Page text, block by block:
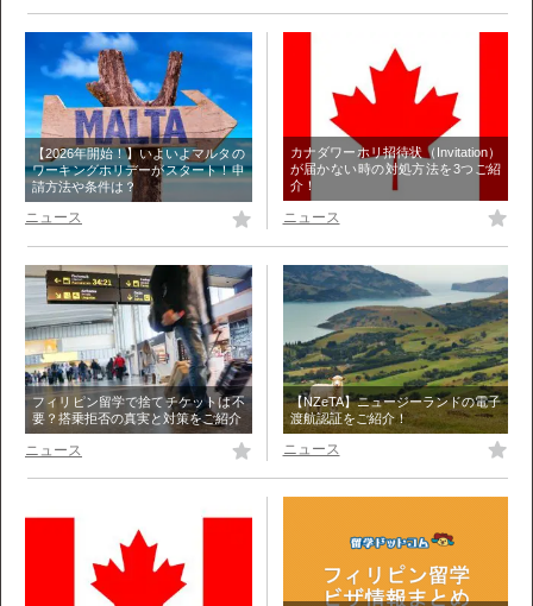
【2026年開始！】いよいよマルタの
ワーキングホリデーがスタート！申
請方法や条件は？
ニュース
カナダワーホリ招待状（Invitation）
が届かない時の対処方法を3つご紹
介！
ニュース
フィリピン留学で捨てチケットは不
要？搭乗拒否の真実と対策をご紹介
ニュース
【NZeTA】ニュージーランドの電子
渡航認証をご紹介！
ニュース